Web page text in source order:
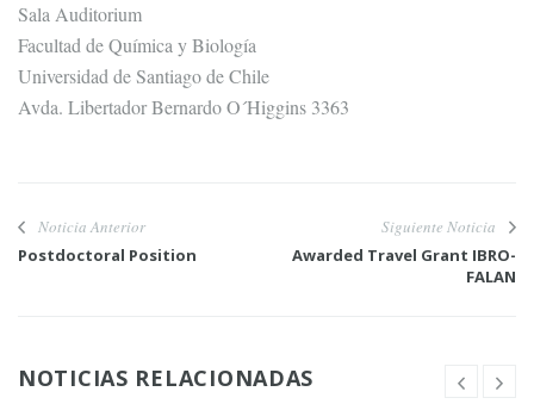
Sala Auditorium
Facultad de Química y Biología
Universidad de Santiago de Chile
Avda. Libertador Bernardo O´Higgins 3363
Noticia Anterior
Postdoctoral Position
Siguiente Noticia
Awarded Travel Grant IBRO-
FALAN
NOTICIAS RELACIONADAS